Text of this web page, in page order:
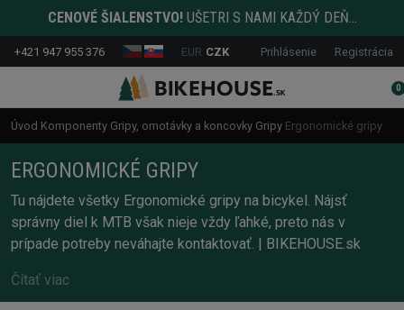
CENOVÉ ŠIALENSTVO! UŠETRI S NAMI KAŽDÝ DEŇ...
+421 947 955 376 EUR CZK Prihlásenie Registrácia
0
Úvod Komponenty Gripy, omotávky a koncovky Gripy Ergonomické gripy
ERGONOMICKÉ GRIPY
Tu nájdete všetky Ergonomické gripy na bicykel. Nájsť
správny diel k MTB však nieje vždy ľahké, preto nás v
prípade potreby neváhajte kontaktovať. | BIKEHOUSE.sk
Čítať viac